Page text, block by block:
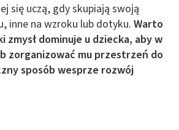
się uczą, gdy skupiają swoją
inne na wzroku lub dotyku. Warto
zmysł dominuje u dziecka, aby w
zorganizować mu przestrzeń do
sposób wesprze rozwój